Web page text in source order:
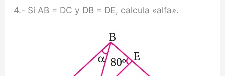
4.- Si AB = DC y DB = DE, calcula «alfa».